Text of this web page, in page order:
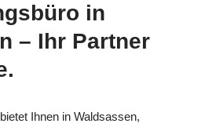
in
– Ihr Partner
bietet Ihnen in Waldsassen,